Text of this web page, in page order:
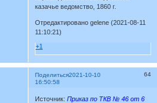
казачье ведомство, 1860 г.
Отредактировано gelene (2021-08-11
11:10:21)
+1
Поделиться 64
2021-10-10
16:50:58
Источник:Приказ по ТКВ № 46 от 6